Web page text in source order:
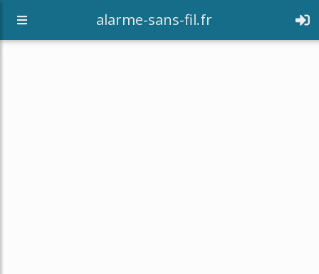
alarme-sans-fil.fr